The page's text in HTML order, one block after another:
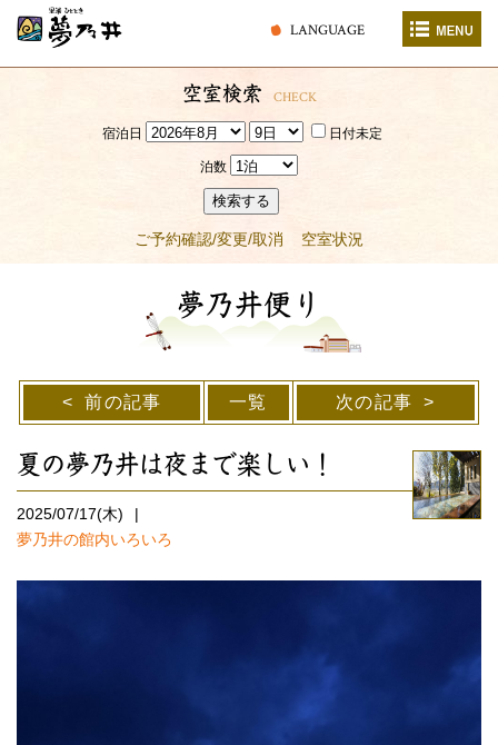
LANGUAGE
空室検索 CHECK
宿泊日 日付未定
泊数
検索する
ご予約確認/変更/取消 空室状況
夢乃井便り
前の記事 一覧 次の記事
夏の夢乃井は夜まで楽しい！
2025/07/17(木)
夢乃井の館内いろいろ